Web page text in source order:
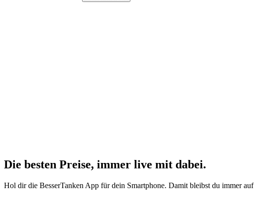
Die besten Preise, immer live mit dabei.
Hol dir die BesserTanken App für dein Smartphone. Damit bleibst du immer